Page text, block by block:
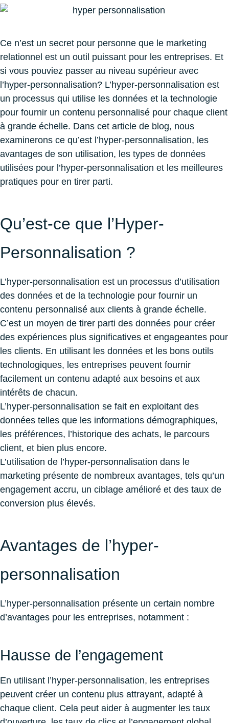
Ce n’est un secret pour personne que le marketing
relationnel est un outil puissant pour les entreprises. Et
si vous pouviez passer au niveau supérieur avec
l’hyper-personnalisation? L’hyper-personnalisation est
un processus qui utilise les données et la technologie
pour fournir un contenu personnalisé pour chaque client
à grande échelle. Dans cet article de blog, nous
examinerons ce qu’est l’hyper-personnalisation, les
avantages de son utilisation, les types de données
utilisées pour l’hyper-personnalisation et les meilleures
pratiques pour en tirer parti.
Qu’est-ce que l’Hyper-
Personnalisation ?
L’hyper-personnalisation est un processus d’utilisation
des données et de la technologie pour fournir un
contenu personnalisé aux clients à grande échelle.
C’est un moyen de tirer parti des données pour créer
des expériences plus significatives et engageantes pour
les clients. En utilisant les données et les bons outils
technologiques, les entreprises peuvent fournir
facilement un contenu adapté aux besoins et aux
intérêts de chacun.
L’hyper-personnalisation se fait en exploitant des
données telles que les informations démographiques,
les préférences, l’historique des achats, le parcours
client, et bien plus encore.
L’utilisation de l’hyper-personnalisation dans le
marketing présente de nombreux avantages, tels qu’un
engagement accru, un ciblage amélioré et des taux de
conversion plus élevés.
Avantages de l’hyper-
personnalisation
L’hyper-personnalisation présente un certain nombre
d’avantages pour les entreprises, notamment :
Hausse de l’engagement
En utilisant l’hyper-personnalisation, les entreprises
peuvent créer un contenu plus attrayant, adapté à
chaque client. Cela peut aider à augmenter les taux